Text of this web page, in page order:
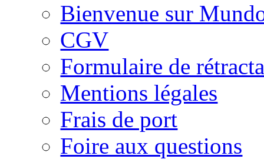
Bienvenue sur
CGV
Formulaire de
Mentions légales
Frais de port
Foire aux questions